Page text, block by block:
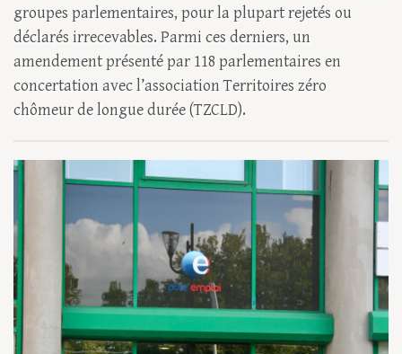
groupes parlementaires, pour la plupart rejetés ou
déclarés irrecevables. Parmi ces derniers, un
amendement présenté par 118 parlementaires en
concertation avec l’association Territoires zéro
chômeur de longue durée (TZCLD).